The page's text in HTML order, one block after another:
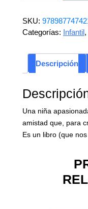
SKU:
Categorías: Infantil,
Descripción
Una niña
amistad que, para
Es un libro (que